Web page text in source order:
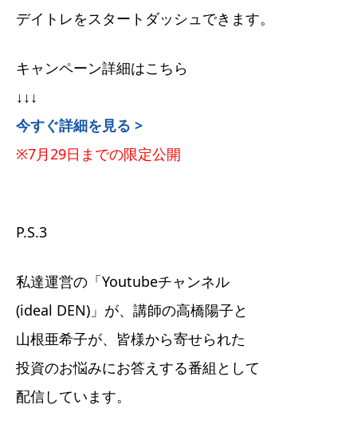
デイトレをスタートダッシュできます。
キャンペーン詳細はこちら
↓↓↓
今すぐ詳細を見る >
※7月29日までの限定公開
P.S.3
私達運営の「Youtubeチャンネル
(ideal DEN)」が、講師の高橋陽子と
山根亜希子が、皆様から寄せられた
投資のお悩みにお答えする番組として
配信しています。